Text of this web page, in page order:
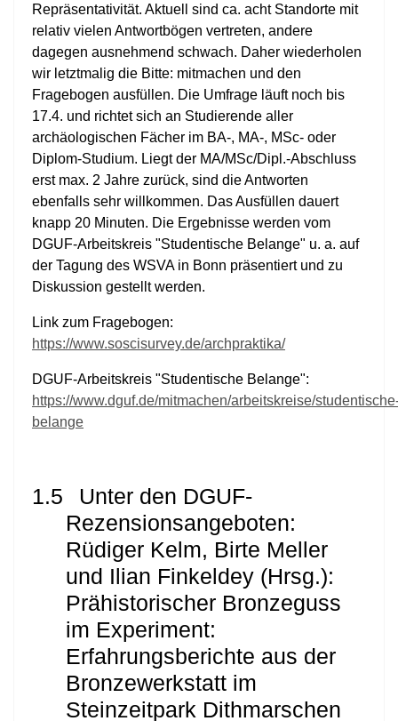
Repräsentativität. Aktuell sind ca. acht Standorte mit
relativ vielen Antwortbögen vertreten, andere
dagegen ausnehmend schwach. Daher wiederholen
wir letztmalig die Bitte: mitmachen und den
Fragebogen ausfüllen. Die Umfrage läuft noch bis
17.4. und richtet sich an Studierende aller
archäologischen Fächer im BA-, MA-, MSc- oder
Diplom-Studium. Liegt der MA/MSc/Dipl.-Abschluss
erst max. 2 Jahre zurück, sind die Antworten
ebenfalls sehr willkommen. Das Ausfüllen dauert
knapp 20 Minuten. Die Ergebnisse werden vom
DGUF-Arbeitskreis "Studentische Belange" u. a. auf
der Tagung des WSVA in Bonn präsentiert und zu
Diskussion gestellt werden.
Link zum Fragebogen:
https://www.soscisurvey.de/archpraktika/
DGUF-Arbeitskreis "Studentische Belange":
https://www.dguf.de/mitmachen/arbeitskreise/
belange
1.5
Unter den DGUF-
Rezensionsangeboten:
Rüdiger Kelm, Birte Meller
und Ilian Finkeldey (Hrsg.):
Prähistorischer Bronzeguss
im Experiment:
Erfahrungsberichte aus der
Bronzewerkstatt im
Steinzeitpark Dithmarschen